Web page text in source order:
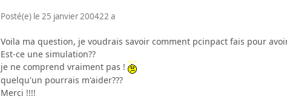
Posté(e) le 25 janvier 200422 a
Voila ma question, je voudrais savoir comment pcinpact fais pour
Est-ce une simulation??
je ne comprend vraiment pas !
quelqu'un pourrais m'aider???
Merci !!!!